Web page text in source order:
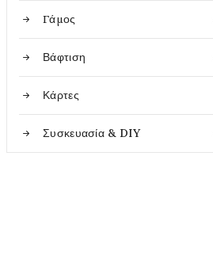
Γάμος
Βάφτιση
Κάρτες
Συσκευασία & DIY